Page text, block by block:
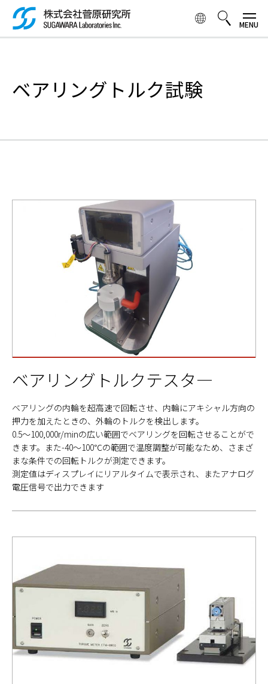
メ
イ
ン
ツ
動
ベアリングトルク試験
ベアリングトルクテスタ―
ベアリングの内輪を超高速で回転させ、内輪にアキシャル方向の
押力を加えたときの、外輪のトルクを検出します。
0.5～100,000r/minの広い範囲でベアリングを回転させることがで
きます。また-40～100℃の範囲で温度調整が可能なため、さまざ
まな条件での回転トルクが測定できます。
測定値はディスプレイにリアルタイムで表示され、またアナログ
電圧信号で出力できます